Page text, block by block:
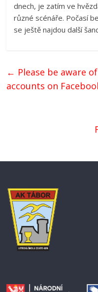
dnech, je zatím ve
různé scénáře. Počasí
se ještě najdou další
← Please be aware
accounts on